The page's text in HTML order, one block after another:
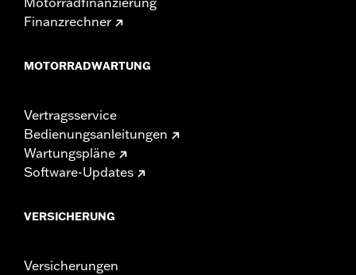
Finanzrechner
MOTORRADWARTUNG
Vertragsservice
Bedienungsanleitungen
Wartungspläne
Software-Updates
VERSICHERUNG
Versicherungen